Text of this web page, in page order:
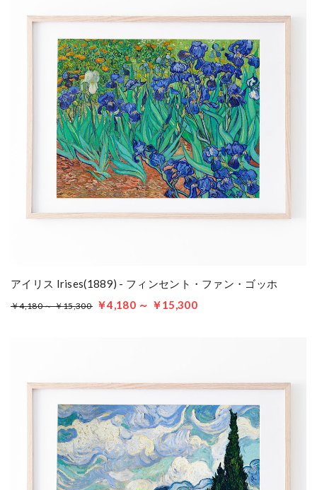
アイリス Irises(1889) - フィンセント・ファン・ゴッホ
￥4,180 ～ ￥15,300 ￥4,180 ～ ￥15,300